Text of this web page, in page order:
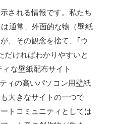
される情報です。私たち
通常、外面的な物（壁紙
、その観念を捨て、｢ウ
だければわかりやすいと
な壁紙配布サイト
ィの高いパソコン用壁紙
大きなサイトの一つで
トコミュニティとしては